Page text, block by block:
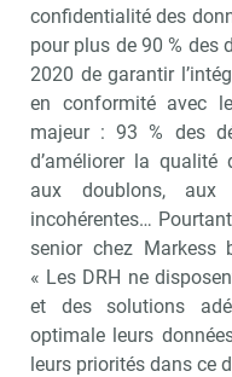
confidentialité des
pour plus de 90 % des
2020 de garantir
en conformité avec
majeur : 93 % des
d’améliorer la qualité
aux doublons, aux
incohérentes…
senior chez Markess
« Les DRH ne
et des solutions
optimale leurs
leurs priorités dans ce